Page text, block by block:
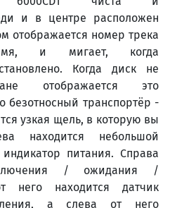
и в центре расположен
отображается номер трека
и мигает, когда
Когда диск не
отображается это
безотносный транспортёр -
узкая щель, в которую вы
находится небольшой
питания. Справа
/ ожидания /
него находится датчик
а слева от него